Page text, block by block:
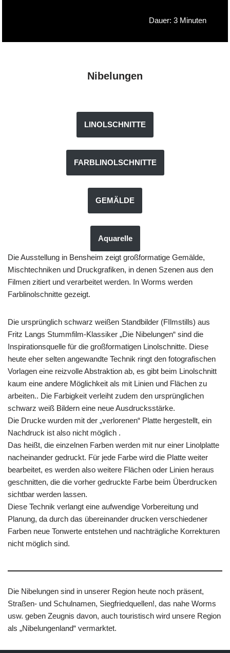
Dauer: 3 Minuten
Nibelungen
LINOLSCHNITTE
FARBLINOLSCHNITTE
GEMÄLDE
Aquarelle
Die Ausstellung in Bensheim zeigt großformatige Gemälde,
Mischtechniken und Druckgrafiken, in denen Szenen aus den
Filmen zitiert und verarbeitet werden. In Worms werden
Farblinolschnitte gezeigt.
Die ursprünglich schwarz weißen Standbilder (FIlmstills) aus
Fritz Langs Stummfilm-Klassiker „Die Nibelungen“ sind die
Inspirationsquelle für die großformatigen Linolschnitte. Diese
heute eher selten angewandte Technik ringt den fotografischen
Vorlagen eine reizvolle Abstraktion ab, es gibt beim Linolschnitt
kaum eine andere Möglichkeit als mit Linien und Flächen zu
arbeiten.. Die Farbigkeit verleiht zudem den ursprünglichen
schwarz weiß Bildern eine neue Ausdrucksstärke.
Die Drucke wurden mit der „verlorenen“ Platte hergestellt, ein
Nachdruck ist also nicht möglich .
Das heißt, die einzelnen Farben werden mit nur einer Linolplatte
nacheinander gedruckt. Für jede Farbe wird die Platte weiter
bearbeitet, es werden also weitere Flächen oder Linien heraus
geschnitten, die die vorher gedruckte Farbe beim Überdrucken
sichtbar werden lassen.
Diese Technik verlangt eine aufwendige Vorbereitung und
Planung, da durch das übereinander drucken verschiedener
Farben neue Tonwerte entstehen und nachträgliche Korrekturen
nicht möglich sind.
Die Nibelungen sind in unserer Region heute noch präsent,
Straßen- und Schulnamen, Siegfriedquellen!, das nahe Worms
usw. geben Zeugnis davon, auch touristisch wird unsere Region
als „Nibelungenland“ vermarktet.